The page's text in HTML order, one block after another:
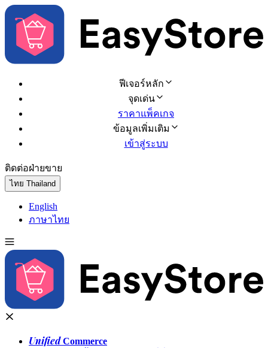
ฟีเจอร์หลัก
จุดเด่น
ราคาแพ็คเกจ
ข้อมูลเพิ่มเติม
เข้าสู่ระบบ
ติดต่อฝ่ายขาย
ไทย Thailand
English
ภาษาไทย
UnifiedCommerce